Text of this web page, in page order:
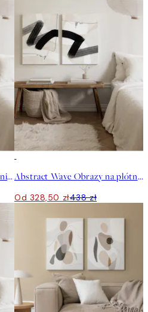
Berlin Shapes Obrazy na płótnie Duo Abstract Wave Obrazy na płótnie Duo
Od 328,50 zł438 zł